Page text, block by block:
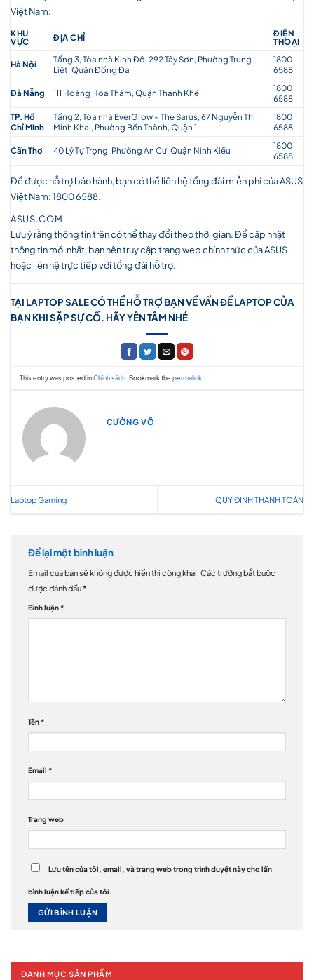
Việt Nam:
KHU
VỰC
ĐỊA CHỈ
ĐIỆN
THOẠI
Hà Nội
Tầng 3, Tòa nhà Kinh Đô, 292 Tây Sơn, Phường Trung
Liệt, Quận Đống Đa
1800
6588
Đà Nẵng 111 Hoàng Hoa Thám, Quận Thanh Khê
1800
6588
TP. Hồ
Chí Minh
Tầng 2, Tòa nhà EverGrow – The Sarus, 67 Nguyễn Thị
Minh Khai, Phường Bến Thành, Quận 1
1800
6588
Cần Thơ 40 Lý Tự Trọng, Phường An Cư, Quận Ninh Kiều
1800
6588
Để được hỗ trợ bảo hành, bạn có thể liên hệ tổng đài miễn phí của ASUS
Việt Nam: 1800 6588.
ASUS.COM
Lưu ý rằng thông tin trên có thể thay đổi theo thời gian. Để cập nhật
thông tin mới nhất, bạn nên truy cập trang web chính thức của ASUS
hoặc liên hệ trực tiếp với tổng đài hỗ trợ.
TẠI LAPTOP SALE CÓ THỂ HỖ TRỢ BẠN VỀ VẤN ĐỀ LAPTOP CỦA
BẠN KHI SẶP SỰ CỐ. HÃY YÊN TÂM NHÉ
This entry was posted inChính sách . Bookmark thepermalink
CƯỜNG VÕ
Laptop Gaming QUY ĐỊNH THANH TOÁN
Để lại một bình luận
Email của bạn sẽ không được hiển thị công khai. Các trường bắt buộc
được đánh dấu*
Bình luận *
Tên *
Email *
Trang web
Lưu tên của tôi, email, và trang web trong trình duyệt này cho lần
bình luận kế tiếp của tôi.
DANH MỤC SẢN PHẨM